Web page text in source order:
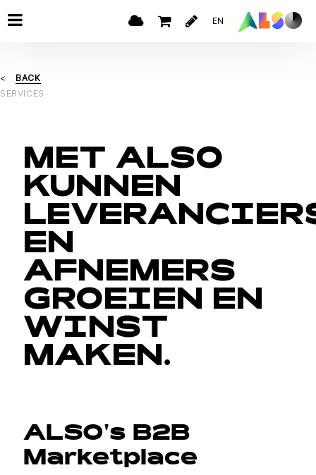
EN
BACK
SERVICES
MET ALSO
KUNNEN
EN
AFNEMERS
GROEIEN EN
WINST
MAKEN.
ALSO's B2B
Marketplace